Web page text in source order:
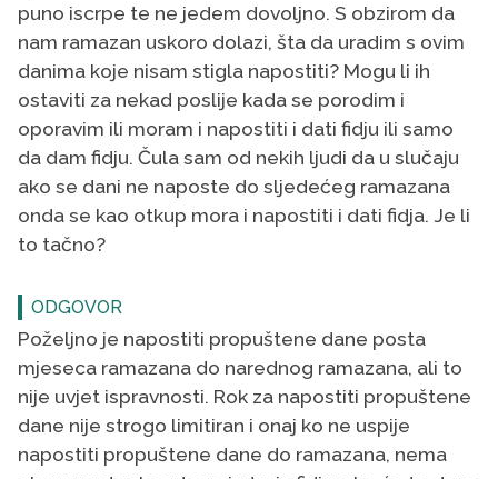
puno iscrpe te ne jedem dovoljno. S obzirom da
nam ramazan uskoro dolazi, šta da uradim s ovim
danima koje nisam stigla napostiti? Mogu li ih
ostaviti za nekad poslije kada se porodim i
oporavim ili moram i napostiti i dati fidju ili samo
da dam fidju. Čula sam od nekih ljudi da u slučaju
ako se dani ne naposte do sljedećeg ramazana
onda se kao otkup mora i napostiti i dati fidja. Je li
to tačno?
ODGOVOR
Poželjno je napostiti propuštene dane posta
mjeseca ramazana do narednog ramazana, ali to
nije uvjet ispravnosti. Rok za napostiti propuštene
dane nije strogo limitiran i onaj ko ne uspije
napostiti propuštene dane do ramazana, nema